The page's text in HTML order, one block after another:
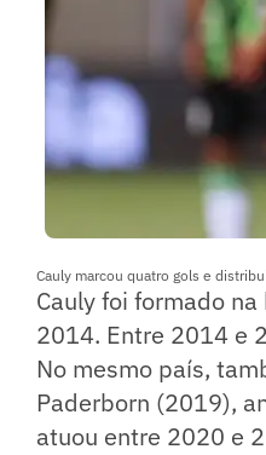
Cauly marcou quatro gols e
Cauly foi formado
2014. Entre 2014 e
No mesmo país,
Paderborn (2019),
atuou entre 2020 e